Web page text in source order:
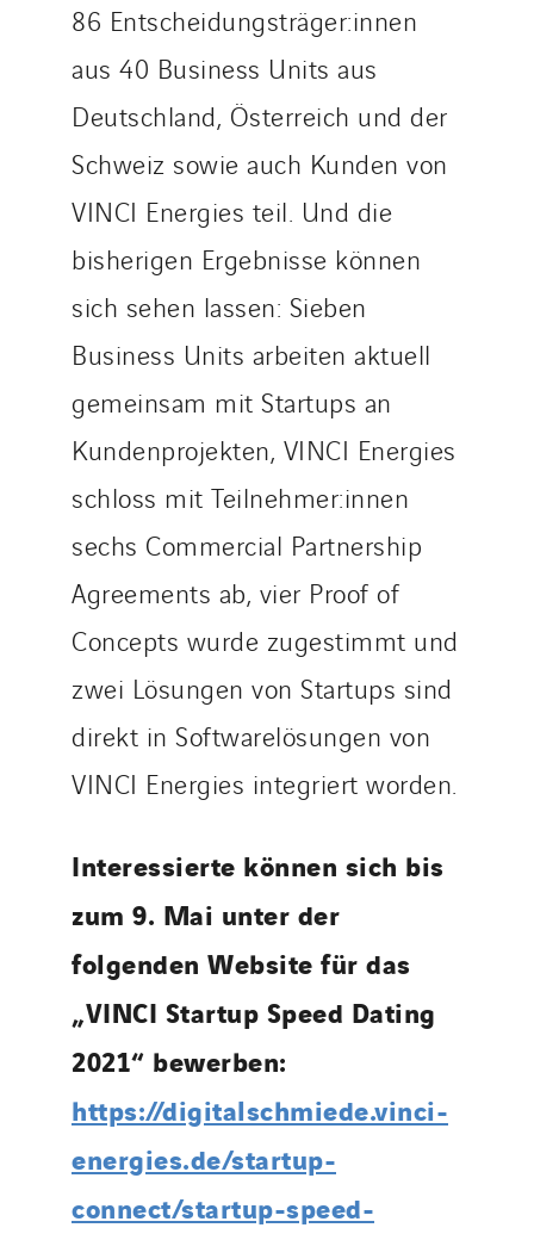
86 Entscheidungsträger:innen
aus 40 Business Units aus
Deutschland, Österreich und der
Schweiz sowie auch Kunden von
VINCI Energies teil. Und die
bisherigen Ergebnisse können
sich sehen lassen: Sieben
Business Units arbeiten aktuell
gemeinsam mit Startups an
Kundenprojekten, VINCI Energies
schloss mit Teilnehmer:innen
sechs Commercial Partnership
Agreements ab, vier Proof of
Concepts wurde zugestimmt und
zwei Lösungen von Startups sind
direkt in Softwarelösungen von
VINCI Energies integriert worden.
Interessierte können sich bis
zum 9. Mai unter der
folgenden Website für das
„VINCI Startup Speed Dating
2021“ bewerben:
https://digitalschmiede.vinci-
energies.de/startup-
connect/startup-speed-